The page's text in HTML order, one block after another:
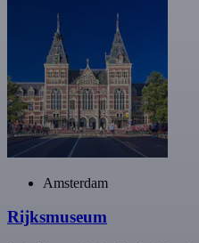
Amsterdam
Rijksmuseum